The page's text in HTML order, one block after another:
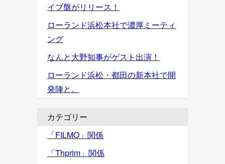
イブ盤がリリース！
ローランド浜松本社で濃厚ミーティ
ング
なんと大野知事がゲスト出演！
ローランド浜松・都田の新本社で開
発陣と。
カテゴリー
「FILMO」関係
「Thprim」関係